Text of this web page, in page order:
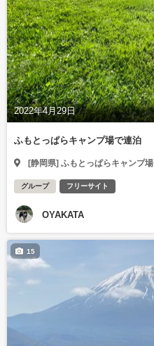
2022年4月29日
ふもとっぱらキャンプ場で連泊
[静岡県] ふもとっぱらキャンプ場
グループ フリーサイト
OYAKATA
15